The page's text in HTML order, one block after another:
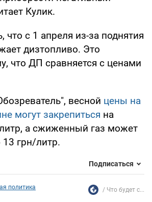
Кулик.
что с 1 апреля из-за поднятия
дизтопливо. Это
что ДП сравняется с ценами
весной цены на
могут закрепиться на
а сжиженный газ может
грн/литр.
Подписаться
политика Что будет с...